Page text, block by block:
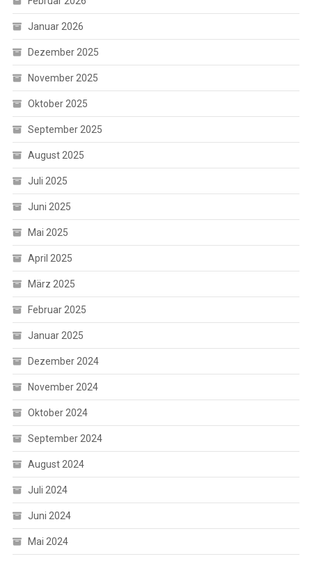
Januar 2026
Dezember 2025
November 2025
Oktober 2025
September 2025
August 2025
Juli 2025
Juni 2025
Mai 2025
April 2025
März 2025
Februar 2025
Januar 2025
Dezember 2024
November 2024
Oktober 2024
September 2024
August 2024
Juli 2024
Juni 2024
Mai 2024